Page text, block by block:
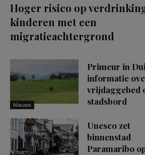
Hoger risico op
kinderen met een
migratieachtergrond
Nieuws
Primeur in
informatie
vrijdaggebed
stadsbord
Unesco zet
binnenstad
Paramaribo